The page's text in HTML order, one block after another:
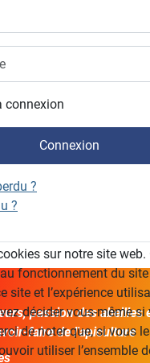
connexion
Connexion
?
?
passion des abeilles
faire de l'apiculture
sur notre site web.
fonctionnement du site
site et l’expérience
décider vous-même
de noter que, si vous
utiliser l’ensemble